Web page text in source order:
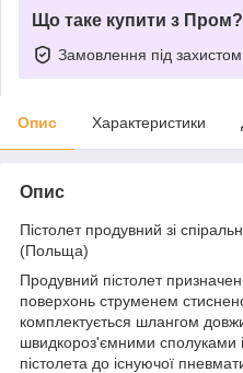
Що таке купити з Пром?
Замовлення під захистом
Опис Характеристики
Опис
Пістолет продувний зі
(Польща)
Продувний пістолет
поверхонь струменем
комплектується шлангом
швидкороз'ємними сполуками
пістолета до існуючої